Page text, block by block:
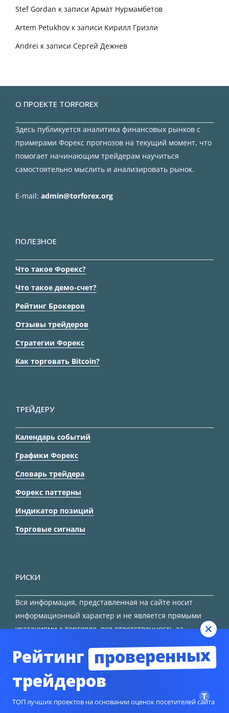
Stef Gordan к записи Армат Нурмамбетов
Artem Petukhov к записи Кирилл Гризли
Andrei к записи Сергей Дежнев
О ПРОЕКТЕ TORFOREX
Здесь публикуется аналитика финансовых рынков с
примерами Форекс прогнозов на текущий момент, что
помогает начинающим трейдерам научиться
самостоятельно мыслить и анализировать рынок.
E-mail: admin@torforex.org
ПОЛЕЗНОЕ
Что такое Форекс?
Что такое демо-счет?
Рейтинг Брокеров
Отзывы трейдеров
Стратегии Форекс
Как торговать Bitcoin?
ТРЕЙДЕРУ
Календарь событий
Графики Форекс
Словарь трейдера
Форекс паттерны
Индикатор позиций
Торговые сигналы
РИСКИ
Вся информация, представленная на сайте носит
информационный характер и не является прямыми
указаниями к торговле, вся ответственность за
Рейтинг проверенных
трейдеров
ТОП лучших проектов на основании оценок посетителей сайта